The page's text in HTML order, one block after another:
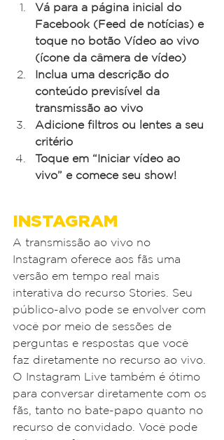
Vá para a página inicial do
Facebook (Feed de notícias) e
toque no botão Vídeo ao vivo
(ícone da câmera de vídeo)
Inclua uma descrição do
conteúdo previsível da
transmissão ao vivo
Adicione filtros ou lentes a seu
critério
Toque em “Iniciar vídeo ao
vivo” e comece seu show!
INSTAGRAM
A transmissão ao vivo no
Instagram oferece aos fãs uma
versão em tempo real mais
interativa do recurso Stories. Seu
público-alvo pode se envolver com
você por meio de sessões de
perguntas e respostas que você
faz diretamente no recurso ao vivo.
O Instagram Live também é ótimo
para conversar diretamente com os
fãs, tanto no bate-papo quanto no
recurso de convidado. Você pode